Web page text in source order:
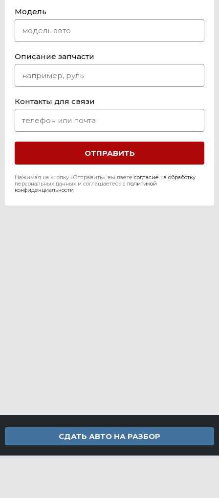
Модель
Описание запчасти
Контакты для связи
Нажимая на кнопку «Отправить», вы даете согласие на обработку
персональных данных и соглашаетесь c политикой
конфиденциальности
СДАТЬ АВТО НА РАЗБОР